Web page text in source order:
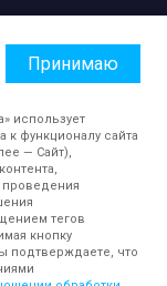
данных
Принимаю
использует
к функционалу сайта
— Сайт),
проведения
тегов
кнопку
подтверждаете, что